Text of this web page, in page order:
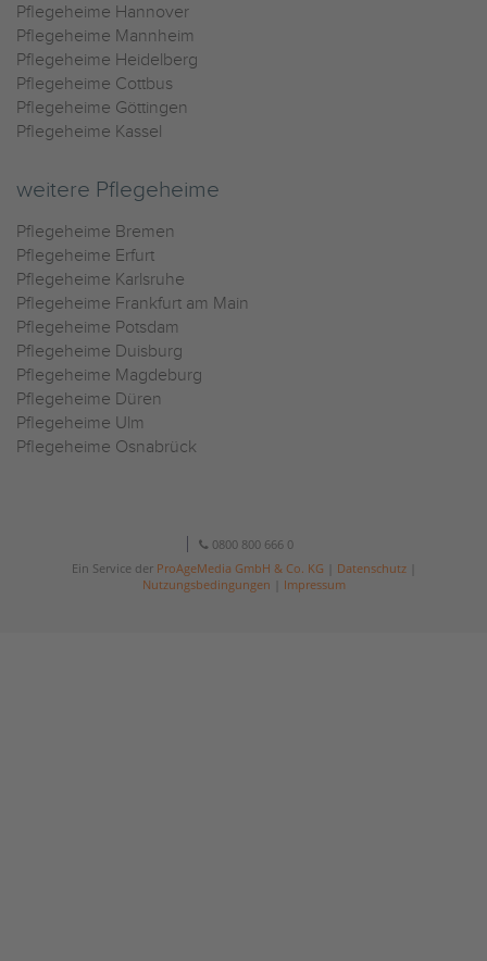
Pflegeheime Hannover
Pflegeheime Mannheim
Pflegeheime Heidelberg
Pflegeheime Cottbus
Pflegeheime Göttingen
Pflegeheime Kassel
weitere Pflegeheime
Pflegeheime Bremen
Pflegeheime Erfurt
Pflegeheime Karlsruhe
Pflegeheime Frankfurt am Main
Pflegeheime Potsdam
Pflegeheime Duisburg
Pflegeheime Magdeburg
Pflegeheime Düren
Pflegeheime Ulm
Pflegeheime Osnabrück
0800 800 666 0
Ein Service der ProAgeMedia GmbH & Co. KG Datenschutz|
Nutzungsbedingungen
Impressum